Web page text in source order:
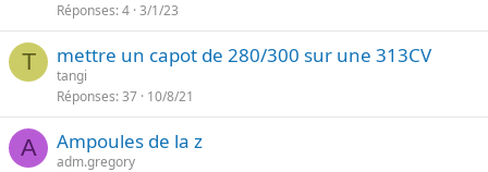
Réponses 4 3/1/23
T mettre un capot de 280/300 sur une 313CV
tangi
Réponses 37 10/8/21
A Ampoules de la z
adm.gregory